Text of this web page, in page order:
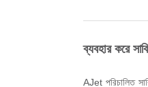
ব্যবহার করে
AJet পরিচালিত সাবিহা গোকেন আন্তর্জাতিক বিমানবন্দর থেকে Houari Boumediene Airport যাওয়ার সবচেয়ে প্রাথমিক ফ্লাইটটি ০৮:৫৫ সময়ে ছাড়ে। Airpaz-এ এই সময়সূচি দেখা এবং অন্যান্য উপলব্ধ ফ্লাইটের সঙ্গে তুলনা করা